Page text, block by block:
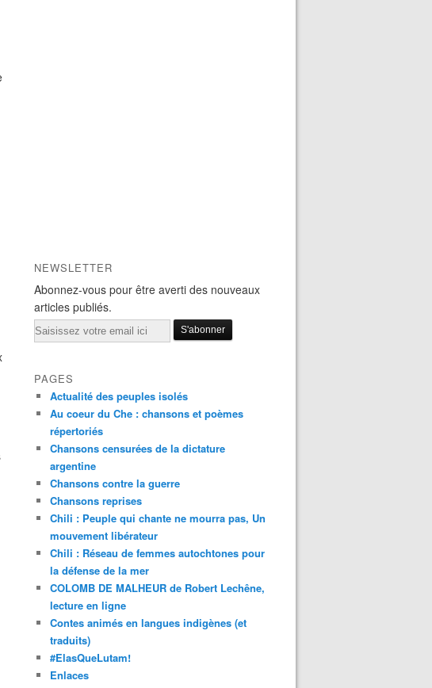
NEWSLETTER
Abonnez-vous pour être averti des nouveaux
articles publiés.
Email
PAGES
Actualité des peuples isolés
Au coeur du Che : chansons et poèmes
répertoriés
Chansons censurées de la dictature
argentine
Chansons contre la guerre
Chansons reprises
Chili : Peuple qui chante ne mourra pas, Un
mouvement libérateur
Chili : Réseau de femmes autochtones pour
la défense de la mer
COLOMB DE MALHEUR de Robert Lechêne,
lecture en ligne
Contes animés en langues indigènes (et
traduits)
#ElasQueLutam!
Enlaces